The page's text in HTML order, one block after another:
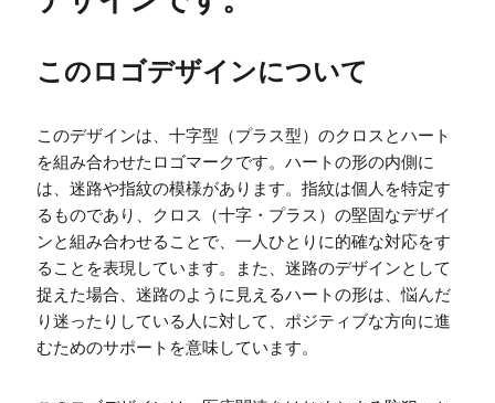
このロゴデザインについて
このデザインは、十字型（プラス型）のクロスとハート
を組み合わせたロゴマークです。ハートの形の内側に
は、迷路や指紋の模様があります。指紋は個人を特定す
るものであり、クロス（十字・プラス）の堅固なデザイ
ンと組み合わせることで、一人ひとりに的確な対応をす
ることを表現しています。また、迷路のデザインとして
捉えた場合、迷路のように見えるハートの形は、悩んだ
り迷ったりしている人に対して、ポジティブな方向に進
むためのサポートを意味しています。